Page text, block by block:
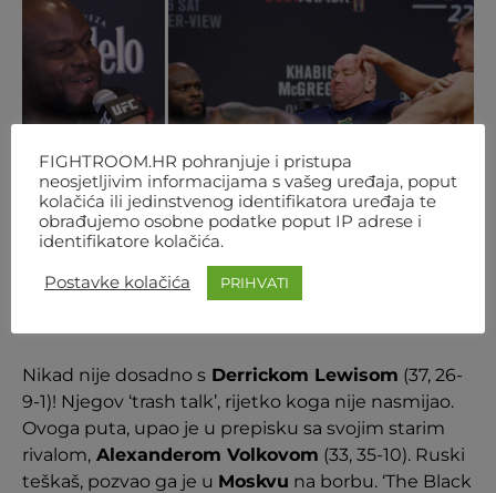
Nikad nije dosadno s Derrickom Lewisom (37, 26-
9-1)! Njegov ‘trash talk’, rijetko koga nije nasmijao.
Ovoga puta, upao je u prepisku sa svojim starim
rivalom, Alexanderom Volkovom (33, 35-10). Ruski
teškaš, pozvao ga je u Moskvu na borbu. ‘The Black
FIGHTROOM.HR pohranjuje i pristupa
neosjetljivim informacijama s vašeg uređaja, poput
kolačića ili jedinstvenog identifikatora uređaja te
obrađujemo osobne podatke poput IP adrese i
identifikatore kolačića.
Postavke kolačića PRIHVATI